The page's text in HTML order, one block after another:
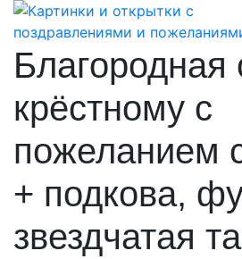
Благородная
крёстному с
пожеланием
+ подкова,
звездчатая